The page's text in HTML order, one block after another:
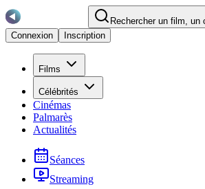
Rechercher un film, un
Connexion
Inscription
Films
Célébrités
Cinémas
Palmarès
Actualités
Séances
Streaming